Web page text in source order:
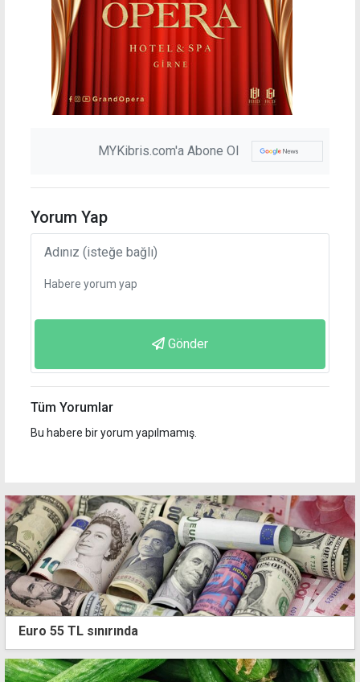
MYKibris.com'a Abone Ol
Yorum Yap
Gönder
Tüm Yorumlar
Bu habere bir yorum yapılmamış.
Euro 55 TL sınırında